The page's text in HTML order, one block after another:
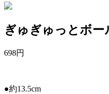
ぎゅぎゅっとボー
698円
●約13.5cm